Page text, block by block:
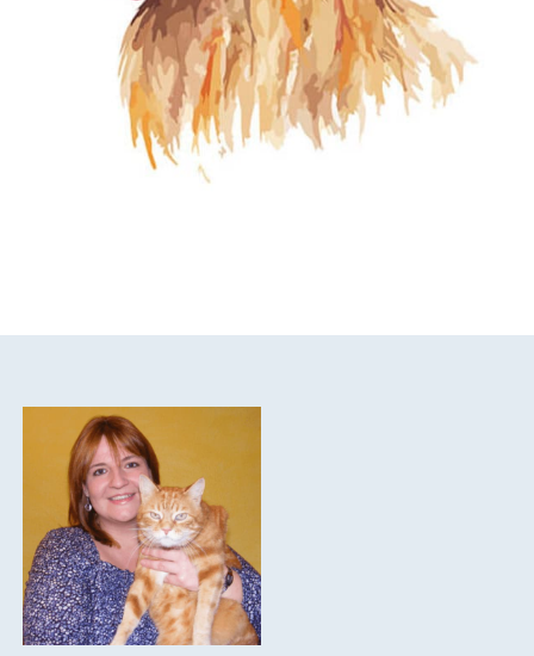
Nachhaltigkeit
Ergebnisse
anzeigen